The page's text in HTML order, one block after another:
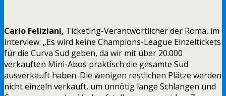
Carlo Feliziani, Ticketing-Verantwortlicher der Roma, im
Interview: „Es wird keine Champions-League Einzeltickets
für die Curva Sud geben, da wir mit über 20.000
verkauften Mini-Abos praktisch die gesamte Sud
ausverkauft haben. Die wenigen restlichen Plätze werden
nicht einzeln verkauft, um unnötig lange Schlangen und